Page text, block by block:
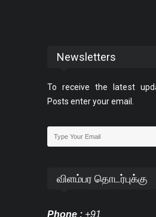
Newsletters
To receive the latest
Posts enter your email.
விளம்பர தொடர்புக்கு
Phone : +91